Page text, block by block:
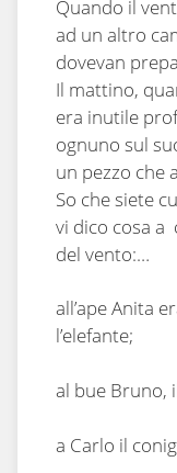
Quando il
ad un altro
dovevan
Il mattino,
era inutile
ognuno sul
un pezzo che
So che siete
vi dico cosa a
del vento:…
all’ape Anita
l’elefante;
al bue Bruno,
a Carlo il